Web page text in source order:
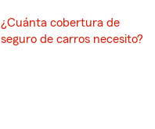
¿Cuánta cobertura de
seguro de carros necesito?